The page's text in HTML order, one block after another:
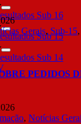
Sub 16
Sub 15
Sub 14
Gerais, Sub-15,
PEDIDOS
, Notícias